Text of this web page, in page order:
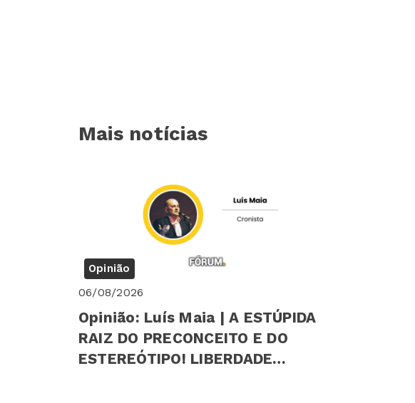
Mais notícias
Opinião
06/08/2026
Opinião: Luís Maia | A ESTÚPIDA
RAIZ DO PRECONCEITO E DO
ESTEREÓTIPO! LIBERDADE